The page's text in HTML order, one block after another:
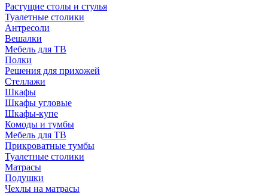
Растущие столы и стулья
Туалетные столики
Антресоли
Вешалки
Мебель для ТВ
Полки
Решения для прихожей
Стеллажи
Шкафы
Шкафы угловые
Шкафы-купе
Комоды и тумбы
Мебель для ТВ
Прикроватные тумбы
Туалетные столики
Матрасы
Подушки
Чехлы на матрасы